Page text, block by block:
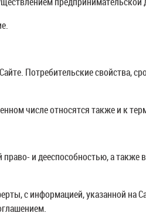
Потребительские свойства,
числе относятся также и к
и дееспособностью, а
с информацией, указанной на
кисловатым вкусом и
Доступно при заказе от 2 000<